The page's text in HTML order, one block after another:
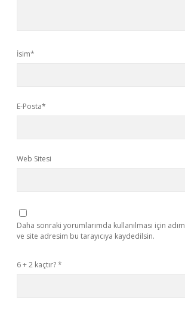
İsim*
E-Posta*
Web Sitesi
Daha sonraki yorumlarımda kullanılması için
ve site adresim bu tarayıcıya kaydedilsin.
6 + 2 kaçtır?*